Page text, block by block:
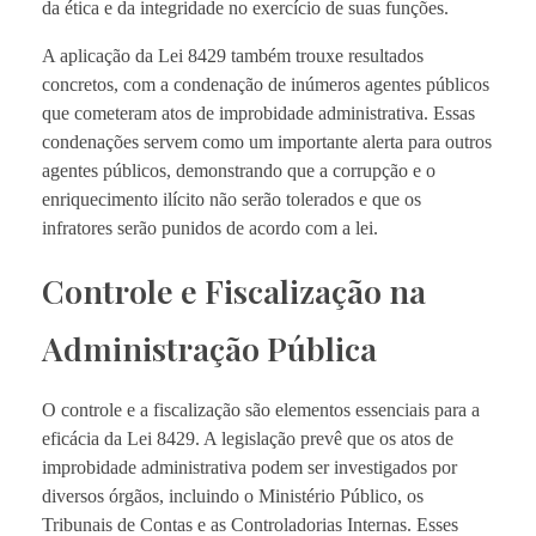
da ética e da integridade no exercício de suas funções.
A aplicação da Lei 8429 também trouxe resultados
concretos, com a condenação de inúmeros agentes públicos
que cometeram atos de improbidade administrativa. Essas
condenações servem como um importante alerta para outros
agentes públicos, demonstrando que a corrupção e o
enriquecimento ilícito não serão tolerados e que os
infratores serão punidos de acordo com a lei.
Controle e Fiscalização na
Administração Pública
O controle e a fiscalização são elementos essenciais para a
eficácia da Lei 8429. A legislação prevê que os atos de
improbidade administrativa podem ser investigados por
diversos órgãos, incluindo o Ministério Público, os
Tribunais de Contas e as Controladorias Internas. Esses